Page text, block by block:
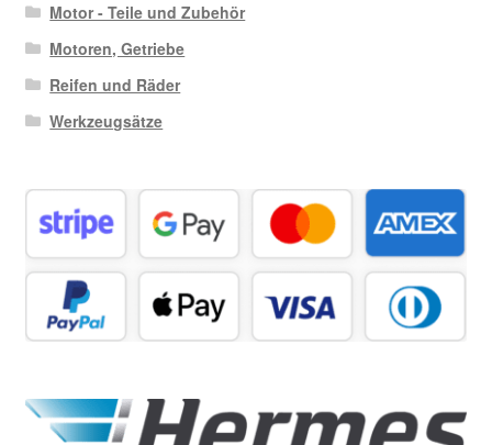
Motor - Teile und Zubehör
Motoren, Getriebe
Reifen und Räder
Werkzeugsätze